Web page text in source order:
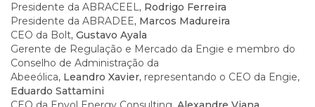
Presidente da ABRACEEL, Rodrigo Ferreira
Presidente da ABRADEE, Marcos Madureira
CEO da Bolt, Gustavo Ayala
Gerente de Regulação e Mercado da Engie e membro do
Conselho de Administração da
Abeeólica, Leandro Xavier, representando o CEO da Engie,
Eduardo Sattamini